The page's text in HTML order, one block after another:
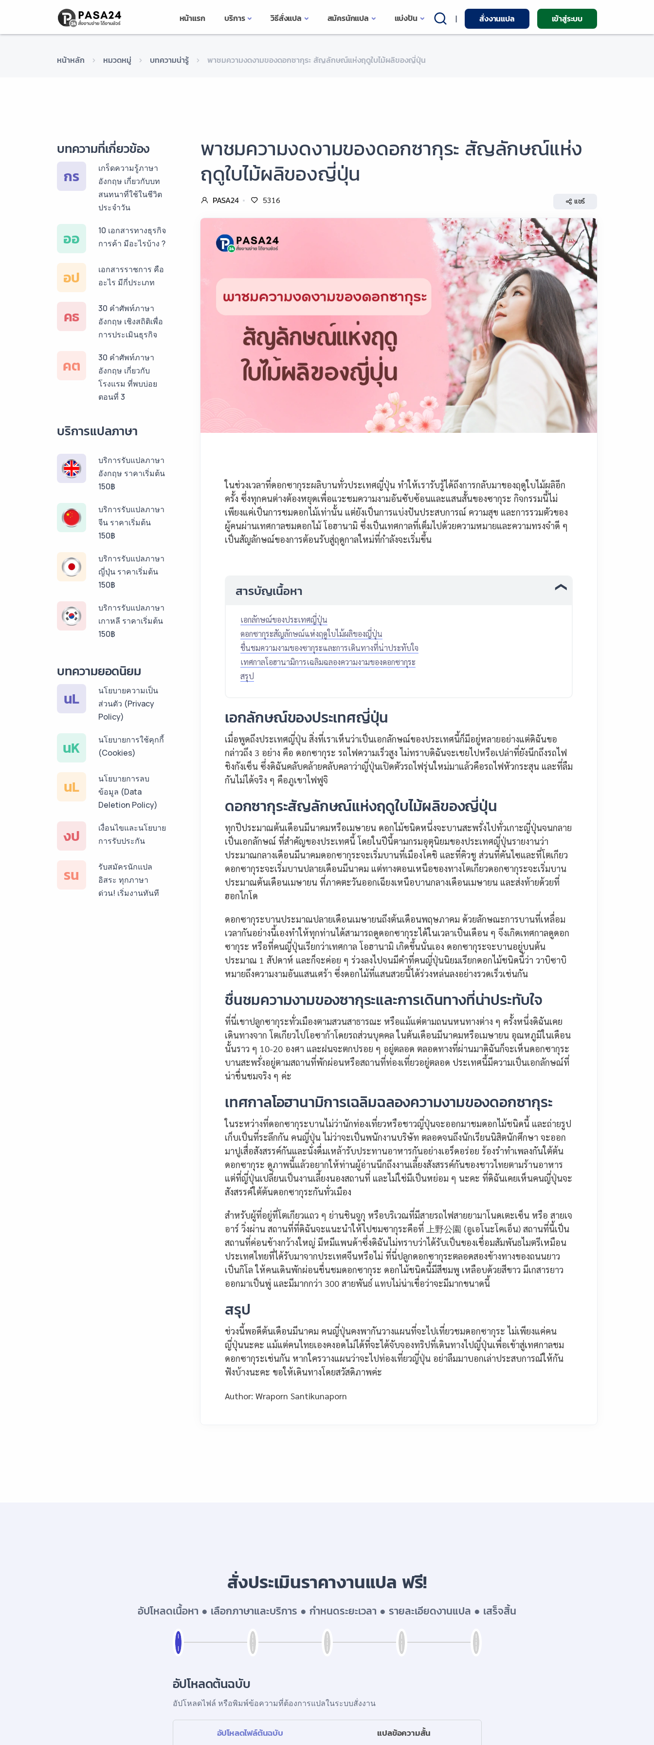
หน้าแรก บริการ วิธีสั่งแปล สมัครนักแปล แบ่งปัน | สั่งงานแปล เข้าสู่ระบบ
หน้าหลัก หมวดหมู่ บทความน่ารู้ พาชมความงดงามของดอกซากุระ สัญลักษณ์แห่งฤดูใบไม้ผลิของญี่ปุ่น
พาชมความงดงามของดอกซากุระ สัญลักษณ์แห่ง
ฤดูใบไม้ผลิของญี่ปุ่น
PASA24 5316 แชร์
ในช่วงเวลาที่ดอกซากุระผลิบานทั่วประเทศญี่ปุ่น ทำให้เรารับรู้ได้ถึงการกลับมาของฤดูใบไม้ผลิอีก
ครั้ง ซึ่งทุกคนต่างต้องหยุดเพื่อแวะชมความงามอันซับซ้อนและแสนสั้นของซากุระ กิจกรรมนี้ไม่
เพียงแค่เป็นการชมดอกไม้เท่านั้น แต่ยังเป็นการแบ่งปันประสบการณ์ ความสุข และการรวมตัวของ
ผู้คนผ่านเทศกาลชมดอกไม้ โอฮานามิ ซึ่งเป็นเทศกาลที่เต็มไปด้วยความหมายและความทรงจำดี ๆ
เป็นสัญลักษณ์ของการต้อนรับสู่ฤดูกาลใหม่ที่กำลังจะเริ่มขึ้น
สารบัญเนื้อหา
เอกลักษณ์ของประเทศญี่ปุ่น
ดอกซากุระสัญลักษณ์แห่งฤดูใบไม้ผลิของญี่ปุ่น
ชื่นชมความงามของซากุระและการเดินทางที่น่าประทับใจ
เทศกาลโอฮานามิการเฉลิมฉลองความงามของดอกซากุระ
สรุป
เอกลักษณ์ของประเทศญี่ปุ่น
เมื่อพูดถึงประเทศญี่ปุ่น สิ่งที่เราเห็นว่าเป็นเอกลักษณ์ของประเทศนี้ก็มีอยู่หลายอย่างแต่ดิฉันขอ
กล่าวถึง 3 อย่าง คือ ดอกซากุระ รถไฟความเร็วสูง ไม่ทราบดิฉันจะเชยไปหรือเปล่าที่ยังนึกถึงรถไฟ
ชิงกังเซ็น ซึ่งดิฉันคลับคล้ายคลับคลาว่าญี่ปุ่นเปิดตัวรถไฟรุ่นใหม่มาแล้วคือรถไฟหัวกระสุน และที่ลืม
กันไม่ได้จริง ๆ คือภูเขาไฟฟูจิ
ดอกซากุระสัญลักษณ์แห่งฤดูใบไม้ผลิของญี่ปุ่น
ทุกปีประมาณต้นเดือนมีนาคมหรือเมษายน ดอกไม้ชนิดหนึ่งจะบานสะพรั่งไปทั่วเกาะญี่ปุ่นจนกลาย
เป็นเอกลักษณ์ ที่สำคัญของประเทศนี้ โดยในปีนี้ตามกรมอุตุนิยมของประเทศญี่ปุ่นรายงานว่า
ประมาณกลางเดือนมีนาคมดอกซากุระจะเริ่มบานที่เมืองโคชิ และที่คิวชู ส่วนที่คันไซและที่โตเกียว
ดอกซากุระจะเริ่มบานปลายเดือนมีนาคม แต่ทางตอนเหนือของทางโตเกียวดอกซากุระจะเริ่มบาน
ประมาณต้นเดือนเมษายน ที่ภาคตะวันออกเฉียงเหนือบานกลางเดือนเมษายน และส่งท้ายด้วยที่
ฮอกไกโด
ดอกซากุระบานประมาณปลายเดือนเมษายนถึงต้นเดือนพฤษภาคม ด้วยลักษณะการบานที่เหลื่อม
เวลากันอย่างนี้เองทำให้ทุกท่านได้สามารถดูดอกซากุระได้ในเวลาเป็นเดือน ๆ จึงเกิดเทศกาลดูดอก
ซากุระ หรือที่คนญี่ปุ่นเรียกว่าเทศกาล โอฮานามิ เกิดขึ้นนั่นเอง ดอกซากุระจะบานอยู่บนต้น
ประมาณ 1 สัปดาห์ และก็จะค่อย ๆ ร่วงลงไปจนมีคำที่คนญี่ปุ่นนิยมเรียกดอกไม้ชนิดนี้ว่า วาบิซาบิ
หมายถึงความงามอันแสนเศร้า ซึ่งดอกไม้ที่แสนสวยนี้ได้ร่วงหล่นลงอย่างรวดเร็วเช่นกัน
ชื่นชมความงามของซากุระและการเดินทางที่น่าประทับใจ
ที่นี่เขาปลูกซากุระทั่วเมืองตามสวนสาธารณะ หรือแม้แต่ตามถนนหนทางต่าง ๆ ครั้งหนึ่งดิฉันเคย
เดินทางจาก โตเกียวไปโอซาก้าโดยรถส่วนบุคคล ในต้นเดือนมีนาคมหรือเมษายน อุณหภูมิในเดือน
นั้นราว ๆ 10-20 องศา และฝนจะตกปรอย ๆ อยู่ตลอด ตลอดทางที่ผ่านมาดิฉันก็จะเห็นดอกซากุระ
บานสะพรั่งอยู่ตามสถานที่พักผ่อนหรือสถานที่ท่องเที่ยวอยู่ตลอด ประเทศนี้มีความเป็นเอกลักษณ์ที่
น่าชื่นชมจริง ๆ ค่ะ
เทศกาลโอฮานามิการเฉลิมฉลองความงามของดอกซากุระ
ในระหว่างที่ดอกซากุระบานไม่ว่านักท่องเที่ยวหรือชาวญี่ปุ่นจะออกมาชมดอกไม้ชนิดนี้ และถ่ายรูป
เก็บเป็นที่ระลึกกัน คนญี่ปุ่น ไม่ว่าจะเป็นพนักงานบริษัท ตลอดจนถึงนักเรียนนิสิตนักศึกษา จะออก
มาปูเสื่อสังสรรค์กันและนั่งดื่มเหล้ารับประทานอาหารกันอย่างเอร็ดอร่อย ร้องรำทำเพลงกันใต้ต้น
ดอกซากุระ ดูภาพนี้แล้วอยากให้ท่านผู้อ่านนึกถึงงานเลี้ยงสังสรรค์กันของชาวไทยตามร้านอาหาร
แต่ที่ญี่ปุ่นเปลี่ยนเป็นงานเลี้ยงนองสถานที่ และไม่ใช่มีเป็นหย่อม ๆ นะคะ ที่ดิฉันเคยเห็นคนญี่ปุ่นจะ
สังสรรค์ใต้ต้นดอกซากุระกันทั่วเมือง
สำหรับผู้ที่อยู่ที่โตเกียวแถว ๆ ย่านชินจูกุ หรือบริเวณที่มีสายรถไฟสายยามาโนดเตะเซ็น หรือ สายเจ
อาร์ วิ่งผ่าน สถานที่ที่ดิฉันจะแนะนำให้ไปชมซากุระคือที่ 上野公園 (อูเอโนะโคเอ็น) สถานที่นี้เป็น
สถานที่ค่อนข้างกว้างใหญ่ มีหมีแพนด้าซึ่งดิฉันไม่ทราบว่าได้รับเป็นของเชื่อมสัมพันธไมตรีเหมือน
ประเทศไทยที่ได้รับมาจากประเทศจีนหรือไม่ ที่นี่ปลูกดอกซากุระตลอดสองข้างทางของถนนยาว
เป็นกิโล ให้คนเดินพักผ่อนชื่นชมดอกซากุระ ดอกไม้ชนิดนี้มีสีชมพู เหลือบด้วยสีขาว มีเกสารยาว
ออกมาเป็นพู่ และมีมากกว่า 300 สายพันธ์ แทบไม่น่าเขื่อว่าจะมีมากขนาดนี้
สรุป
ช่วงนี้พอดีต้นเดือนมีนาคม คนญี่ปุ่นคงพากันวางแผนที่จะไปเที่ยวชมดอกซากุระ ไม่เพียงแค่คน
ญี่ปุ่นนะคะ แม้แต่คนไทยเองคงอดไม่ได้ที่จะได้จับจองทริปที่เดินทางไปญี่ปุ่นเพื่อเข้าสู่เทศกาลชม
ดอกซากุระเช่นกัน หากใครวางแผนว่าจะไปท่องเที่ยวญี่ปุ่น อย่าลืมมาบอกเล่าประสบการณ์ให้กัน
ฟังบ้างนะคะ ขอให้เดินทางโดยสวัสดิภาพค่ะ
Author: Wraporn Santikunaporn
บทความที่เกี่ยวข้อง
กร
เกร็ดความรู้ภาษา
อังกฤษ เกี่ยวกับบท
สนทนาที่ใช้ในชีวิต
ประจำวัน
ออ
10 เอกสารทางธุรกิจ
การค้า มีอะไรบ้าง ?
อป
เอกสารราชการ คือ
อะไร มีกี่ประเภท
คธ
30 คำศัพท์ภาษา
อังกฤษ เชิงสถิติเพื่อ
การประเมินธุรกิจ
คต
30 คำศัพท์ภาษา
อังกฤษ เกี่ยวกับ
โรงแรม ที่พบบ่อย
ตอนที่ 3
บริการแปลภาษา
บริการรับแปลภาษา
อังกฤษ ราคาเริ่มต้น
150฿
บริการรับแปลภาษา
จีน ราคาเริ่มต้น
150฿
บริการรับแปลภาษา
ญี่ปุ่น ราคาเริ่มต้น
150฿
บริการรับแปลภาษา
เกาหลี ราคาเริ่มต้น
150฿
ลาว ราคาเริ่มต้น
บริการรับแปลภาษา
พม่า ราคาเริ่มต้น
บริการรับแปลภาษา
150฿
บริการรับแปลภาษา
ต้น 150฿
ฝรั่งเศส ราคาเริ่มต้น
150฿
บทความยอดนิยม
นL
นโยบายความเป็น
ส่วนตัว (Privacy
Policy)
นK
นโยบายการใช้คุกกี้
(Cookies)
นL
นโยบายการลบ
ข้อมูล (Data
Deletion Policy)
งป
เงื่อนไขและนโยบาย
การรับประกัน
รน
รับสมัครนักแปล
อิสระ ทุกภาษา
ด่วน! เริ่มงานทันที
สั่งประเมินราคางานแปล ฟรี!
อัปโหลดเนื้อหา ● เลือกภาษาและบริการ ● กำหนดระยะเวลา ● รายละเอียดงานแปล ● เสร็จสิ้น
อัปโหลดต้นฉบับ
อัปโหลดไฟล์ หรือพิมพ์ข้อความที่ต้องการแปลในระบบสั่งงาน
อัปโหลดไฟล์ต้นฉบับ แปลข้อความสั้น